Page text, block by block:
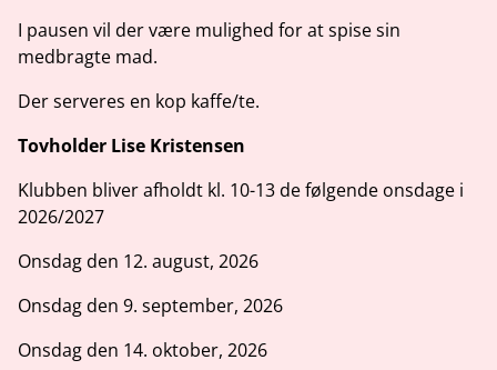
I pausen vil der være mulighed for at spise sin
medbragte mad.
Der serveres en kop kaffe/te.
Tovholder Lise Kristensen
Klubben bliver afholdt kl. 10-13 de følgende onsdage i
2026/2027
Onsdag den 12. august, 2026
Onsdag den 9. september, 2026
Onsdag den 14. oktober, 2026